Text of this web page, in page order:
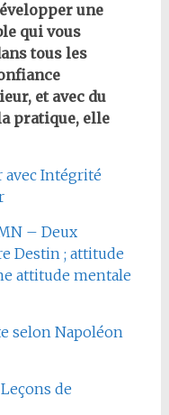
une
qui vous
tous les
et avec du
pratique, elle
avec Intégrité
– Deux
Destin ; attitude
attitude mentale
selon Napoléon
de